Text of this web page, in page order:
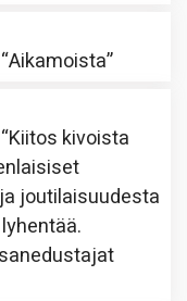
Aikamoista”
Kiitos kivoista
joutilaisuudesta